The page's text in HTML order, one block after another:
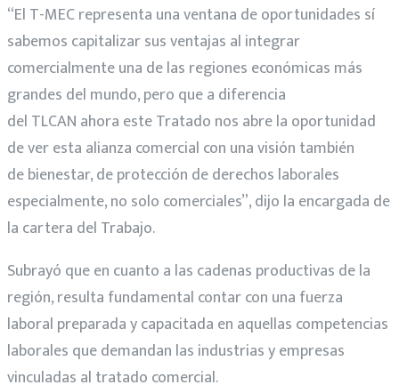
“El T-MEC representa una ventana de oportunidades sí
sabemos capitalizar sus ventajas al integrar
comercialmente una de las regiones económicas más
grandes del mundo, pero que a diferencia
del TLCAN ahora este Tratado nos abre la oportunidad
de ver esta alianza comercial con una visión también
de bienestar, de protección de derechos laborales
especialmente, no solo comerciales”, dijo la encargada de
la cartera del Trabajo.
Subrayó que en cuanto a las cadenas productivas de la
región, resulta fundamental contar con una fuerza
laboral preparada y capacitada en aquellas competencias
laborales que demandan las industrias y empresas
vinculadas al tratado comercial.